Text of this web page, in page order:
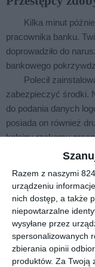
Razem z naszymi
urządzeniu
nich dostęp, a także
niepowtarzalne
wysyłane przez
spersonalizowanych
zbierania opinii
produktów. Za Twoją
Kilka minut
pracownika banku.
doprowadziło do
bankowego
Polecił
zabezpieczyć środki.
do podania danych
posiada on również
kolejny rzekomy
wymagane informacje.
Wstąp do